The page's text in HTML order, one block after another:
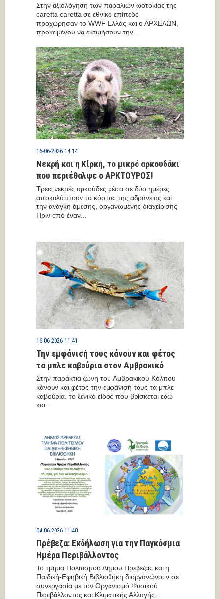
Στην αξιολόγηση των παραλιών ωοτοκίας της
caretta caretta σε εθνικό επίπεδο
προχώρησαν το WWF Ελλάς και ο ΑΡΧΕΛΩΝ,
προκειμένου να εκτιμήσουν την...
16-06-2026 14:14
Νεκρή και η Κίρκη, το μικρό αρκουδάκι
που περιέθαλψε ο ΑΡΚΤΟΥΡΟΣ!
Τρεις νεκρές αρκούδες μέσα σε δύο ημέρες
αποκαλύπτουν το κόστος της αδράνειας και
την ανάγκη άμεσης, οργανωμένης διαχείρισης
Πριν από έναν...
16-06-2026 11:41
Την εμφάνισή τους κάνουν και φέτος
τα μπλε καβούρια στον Αμβρακικό
Στην παράκτια ζώνη του Αμβρακικού Κόλπου
κάνουν και φέτος την εμφάνισή τους τα μπλε
καβούρια, το ξενικό είδος που βρίσκεται εδώ
και...
04-06-2026 11:40
Πρέβεζα: Εκδήλωση για την Παγκόσμια
Ημέρα Περιβάλλοντος
Το τμήμα Πολιτισμού Δήμου Πρέβεζας και η
Παιδική-Εφηβική Βιβλιοθήκη διοργανώνουν σε
συνεργασία με τον Οργανισμό Φυσικού
Περιβάλλοντος και Κλιματικής Αλλαγής...